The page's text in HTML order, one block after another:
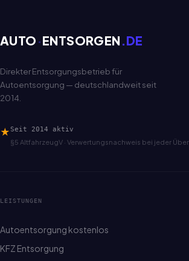
AUTO ·ENTSORGEN .DE
Direkter Entsorgungsbetrieb für
Autoentsorgung — deutschlandweit seit
2014.
★ Seit 2014 aktiv
§5 AltfahrzeugV · Verwertungsnachweis bei jeder
LEISTUNGEN
Autoentsorgung kostenlos
KFZ Entsorgung